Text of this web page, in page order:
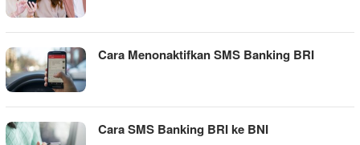
Cara Menonaktifkan SMS Banking BRI
Cara SMS Banking BRI ke BNI